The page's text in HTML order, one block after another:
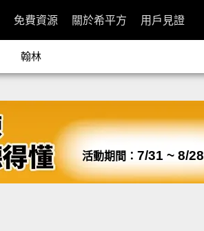
免費資源 關於希平方 用戶見證
翰林
活動期間： 7/31 ~ 8/28